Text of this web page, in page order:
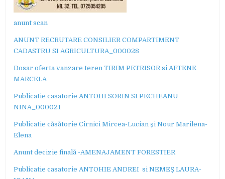
anunt scan
ANUNT RECRUTARE CONSILIER COMPARTIMENT
CADASTRU SI AGRICULTURA_000028
Dosar oferta vanzare teren TIRIM PETRISOR si AFTENE
MARCELA
Publicatie casatorie ANTOHI SORIN SI PECHEANU
NINA_000021
Publicatie căsătorie Cîrnici Mircea-Lucian și Nour Marilena-
Elena
Anunt decizie finală -AMENAJAMENT FORESTIER
Publicatie casatorie ANTOHIE ANDREI si NEMEȘ LAURA-